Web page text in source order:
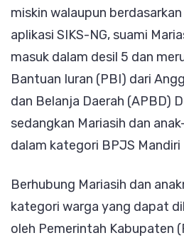
miskin walaupun
aplikasi SIKS-NG, suami
masuk dalam desil 5 dan
Bantuan Iuran (PBI) dari
dan Belanja Daerah (APBD)
sedangkan Mariasih dan
dalam kategori BPJS Mandiri
Berhubung Mariasih dan
kategori warga yang dapat
oleh Pemerintah Kabupaten